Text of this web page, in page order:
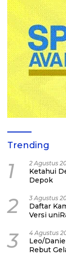
Trending
1 2 Agustus
Ketahui
Depok
2 3 Agustus
Daftar
Versi
3 4 Agustus
Leo/
Rebut